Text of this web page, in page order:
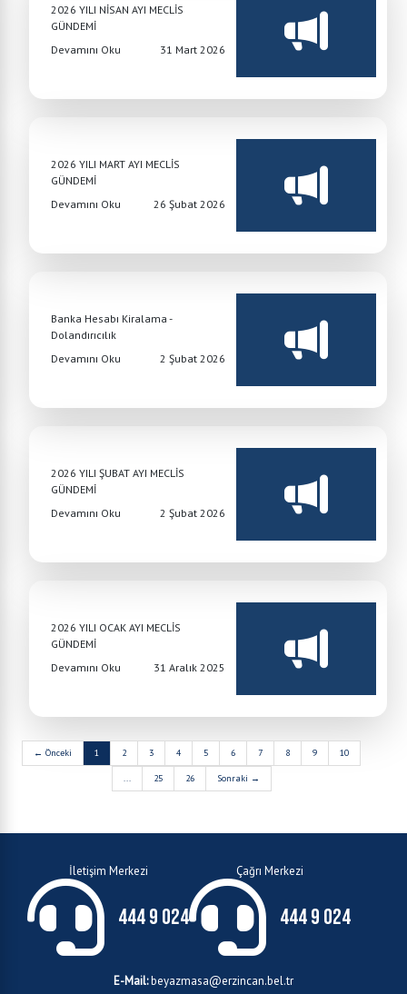
2026 YILI NİSAN AYI MECLİS
GÜNDEMİ
Devamını Oku
31 Mart 2026
2026 YILI MART AYI MECLİS
GÜNDEMİ
Devamını Oku
26 Şubat 2026
Banka Hesabı Kiralama -
Dolandırıcılık
Devamını Oku
2 Şubat 2026
2026 YILI ŞUBAT AYI MECLİS
GÜNDEMİ
Devamını Oku
2 Şubat 2026
2026 YILI OCAK AYI MECLİS
GÜNDEMİ
Devamını Oku
31 Aralık 2025
← Önceki 1 2 3 4 5 6 7 8 9 10
... 25 26 Sonraki →
İletişim Merkezi
444 9 024
Çağrı Merkezi
444 9 024
E-Mail:beyazmasa@erzincan.bel.tr